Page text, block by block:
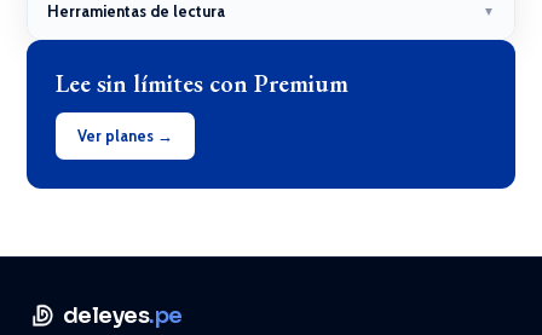
Herramientas de lectura ▼
Lee sin límites con Premium
Ver planes →
deleyes.pe